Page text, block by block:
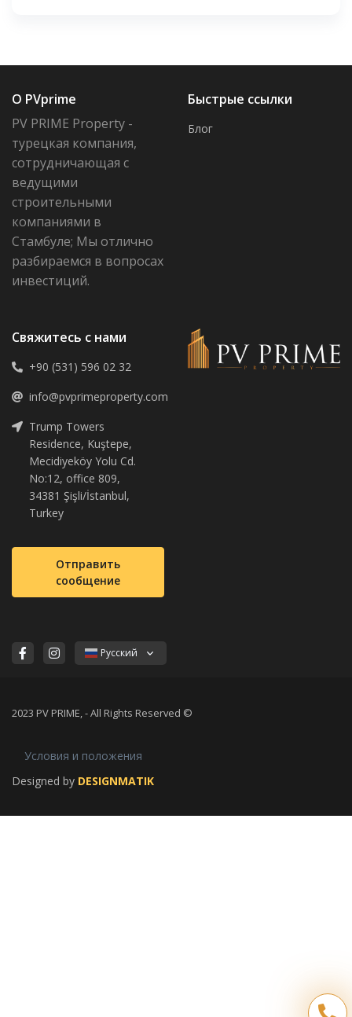
О PVprime
PV PRIME Property -
турецкая компания,
сотрудничающая с
ведущими
строительными
компаниями в
Стамбуле; Мы отлично
разбираемся в вопросах
инвестиций.
Быстрые ссылки
Блог
Свяжитесь с нами
+90 (531) 596 02 32
info@pvprimeproperty.com
Trump Towers
Residence, Kuştepe,
Mecidiyeköy Yolu Cd.
No:12, office 809,
34381 Şişli/İstanbul,
Turkey
Отправить
сообщение
Русский
2023 PV PRIME, - All Rights Reserved ©
Условия и положения
Designed by DESIGNMATIK